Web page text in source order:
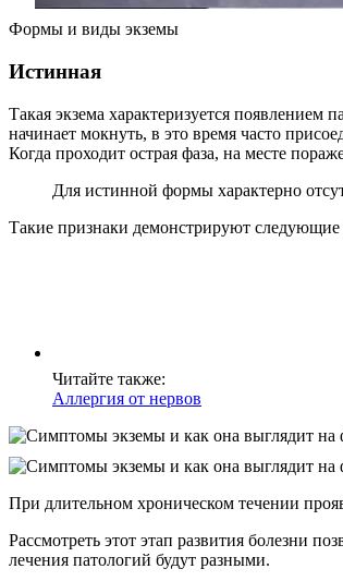
Формы и виды экземы
Истинная
Такая экзема характеризуется появлением
начинает мокнуть, в это время часто
Когда проходит острая фаза, на месте
Для истинной формы характерно
Такие признаки демонстрируют
Читайте также:
Аллергия от нервов
При длительном хроническом течении
Рассмотреть этот этап развития болезни
лечения патологий будут разными.